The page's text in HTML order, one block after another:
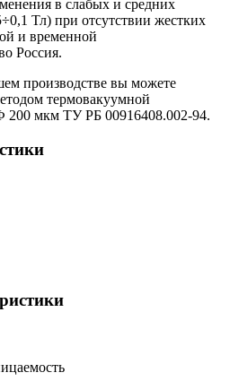
в слабых и средних
Тл) при отсутствии жестких
и временной
Россия.
производстве вы можете
термовакуумной
мкм ТУ РБ 00916408.002-94.